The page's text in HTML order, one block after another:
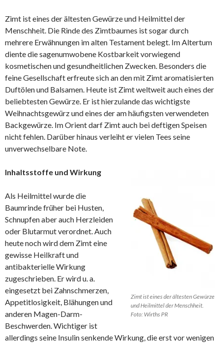
Zimt ist eines der ältesten Gewürze und Heilmittel der
Menschheit. Die Rinde des Zimtbaumes ist sogar durch
mehrere Erwähnungen im alten Testament belegt. Im Altertum
diente die sagenumwobene Kostbarkeit vorwiegend
kosmetischen und gesundheitlichen Zwecken. Besonders die
feine Gesellschaft erfreute sich an den mit Zimt aromatisierten
Duftölen und Balsamen. Heute ist Zimt weltweit auch eines der
beliebtesten Gewürze. Er ist hierzulande das wichtigste
Weihnachtsgewürz und eines der am häufigsten verwendeten
Backgewürze. Im Orient darf Zimt auch bei deftigen Speisen
nicht fehlen. Darüber hinaus verleiht er vielen Tees seine
unverwechselbare Note.
Zimt ist eines der ältesten Gewürze
und Heilmittel der Menschheit.
Foto: Wirths PR
Inhaltsstoffe und Wirkung
Als Heilmittel wurde die
Baumrinde früher bei Husten,
Schnupfen aber auch Herzleiden
oder Blutarmut verordnet. Auch
heute noch wird dem Zimt eine
gewisse Heilkraft und
antibakterielle Wirkung
zugeschrieben. Er wird u. a.
eingesetzt bei Zahnschmerzen,
Appetitlosigkeit, Blähungen und
anderen Magen-Darm-
Beschwerden. Wichtiger ist
allerdings seine Insulin senkende Wirkung, die erst vor wenigen